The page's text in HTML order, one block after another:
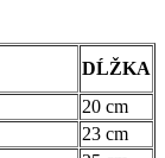
DĹŽKA
20 cm
23 cm